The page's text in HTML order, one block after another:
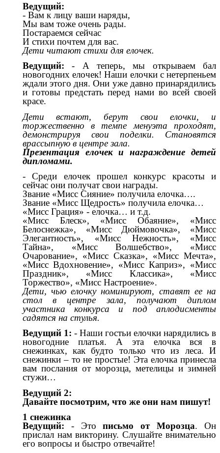
Ведущий:
- Вам к лицу ваши наряды,
Мы вам тоже очень рады.
Постараемся сейчас
И стихи почтем для вас.
Дети читают стихи для елочек.
Ведущий:- А теперь, мы открываем бал
новогодних елочек! Наши елочки с нетерпеньем
ждали этого дня. Они уже давно принарядились
и готовы предстать перед нами во всей своей
красе.
Дети встают, берут свои елочки, и
торжественно в темпе менуэта проходят,
демонстрируя свои поделки. Становятся
врассыпную в центре зала.
Презентация елочек и награждение детей
дипломами.
- Среди елочек прошел конкурс красоты и
сейчас они получат свои награды.
Звание «Мисс Сияние» получила елочка….
Звание «Мисс Щедрость» получила елочка…
«Мисс Грация» - елочка… и т.д.
«Мисс Блеск», «Мисс Обаяние», «Мисс
Белоснежка», «Мисс Дюймовочка», «Мисс
Элегантность», «Мисс Нежность», «Мисс
Тайна», «Мисс Волшебство», «Мисс
Очарование», «Мисс Сказка», «Мисс Мечта»,
«Мисс Вдохновение», «Мисс Каприз», «Мисс
Праздник», «Мисс Классика», «Мисс
Торжество», «Мисс Настроение».
Дети, чью елочку номинируют, ставят ее на
стол в центре зала, получают диплом
участника конкурса и под аплодисменты
садятся на стулья.
Ведущий 1: - Наши гостьи елочки нарядились в
новогодние платья. А эта елочка вся в
снежинках, как будто только что из леса. И
снежинки – то не простые! Эта елочка принесла
вам послания от морозца, метелицы и зимней
стужи…
Ведущий 2:
Давайте посмотрим, что же они нам пишут!
1 снежинка
Ведущий: - Этописьмо от Морозца. Он
прислал нам викторину. Слушайте внимательно
его вопросы и быстро отвечайте!